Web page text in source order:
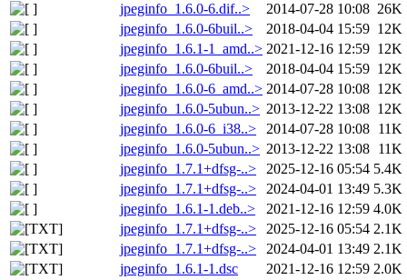
jpeginfo_1.6.0-6.dif..>
2014-07-28 10:08 26K
jpeginfo_1.6.0-6buil..>
2018-04-04 15:59 12K
jpeginfo_1.6.1-1_amd..> 2021-12-16 12:59 12K
jpeginfo_1.6.0-6buil..>
2018-04-04 15:59 12K
jpeginfo_1.6.0-6_amd..> 2014-07-28 10:08 12K
jpeginfo_1.6.0-5ubun..> 2013-12-22 13:08 12K
jpeginfo_1.6.0-6_i38..>
2014-07-28 10:08 11K
jpeginfo_1.6.0-5ubun..> 2013-12-22 13:08 11K
jpeginfo_1.7.1+dfsg-..>
2025-12-16 05:54 5.4K
jpeginfo_1.7.1+dfsg-..>
2024-04-01 13:49 5.3K
jpeginfo_1.6.1-1.deb..>
2021-12-16 12:59 4.0K
jpeginfo_1.7.1+dfsg-..>
2025-12-16 05:54 2.1K
jpeginfo_1.7.1+dfsg-..>
2024-04-01 13:49 2.1K
jpeginfo_1.6.1-1.dsc
2021-12-16 12:59 2.0K